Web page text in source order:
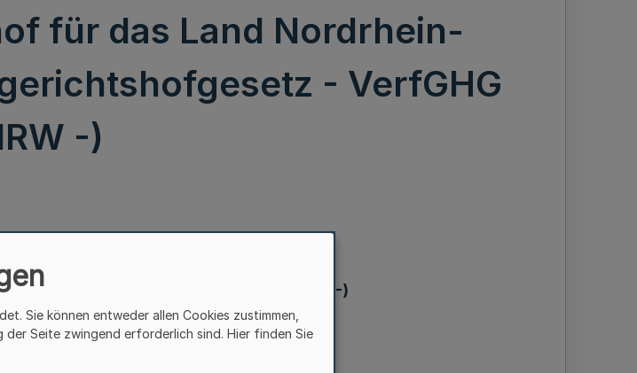
für das Land Nordrhein-
- VerfGHG
-)
den Verfassungsgerichtshof für das
- VerfGHG NRW -)
wird:
Sie können entweder allen Cookies zustimmen,
Seite zwingend erforderlich sind. Hier finden Sie